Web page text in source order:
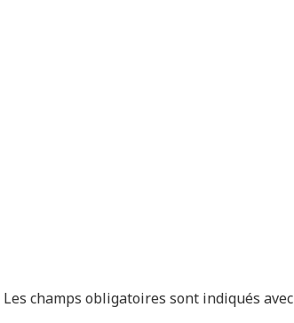
Les champs obligatoires sont indiqués avec